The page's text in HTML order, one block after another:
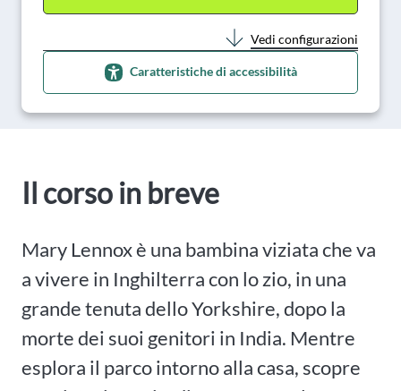
Vedi configurazioni
Caratteristiche di accessibilità
Il corso in breve
Mary Lennox è una bambina viziata che va
a vivere in Inghilterra con lo zio, in una
grande tenuta dello Yorkshire, dopo la
morte dei suoi genitori in India. Mentre
esplora il parco intorno alla casa, scopre